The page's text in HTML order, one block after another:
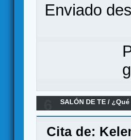
Enviado
SALÓN DE TE /
Cita de: